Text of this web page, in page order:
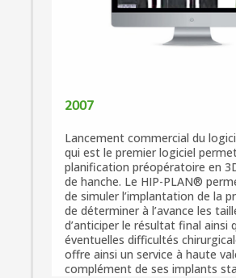
2007
Lancement commercial du
qui est le premier logiciel
planification préopératoire en
de hanche. Le HIP-PLAN®
de simuler l’implantation de la
de déterminer à l’avance les
d’anticiper le résultat final ainsi
éventuelles difficultés
offre ainsi un service à haute
complément de ses implants